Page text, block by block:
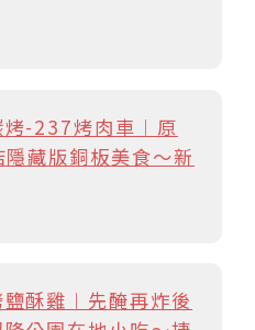
-237烤肉車︱原
藏版銅板美食～新
酥雞︱先醃再炸後